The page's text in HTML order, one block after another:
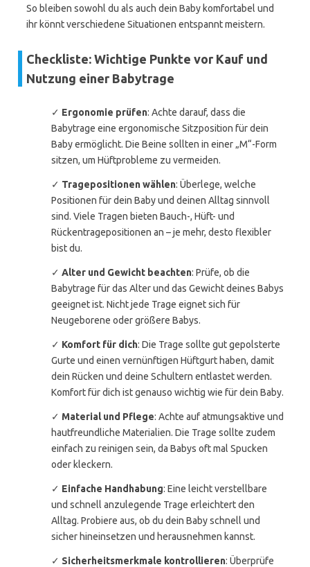
So bleiben sowohl du als auch dein Baby komfortabel und
ihr könnt verschiedene Situationen entspannt meistern.
Checkliste: Wichtige Punkte vor Kauf und
Nutzung einer Babytrage
✓ Ergonomie prüfen: Achte darauf, dass die
Babytrage eine ergonomische Sitzposition für dein
Baby ermöglicht. Die Beine sollten in einer „M“-Form
sitzen, um Hüftprobleme zu vermeiden.
✓ Tragepositionen wählen: Überlege, welche
Positionen für dein Baby und deinen Alltag sinnvoll
sind. Viele Tragen bieten Bauch-, Hüft- und
Rückentragepositionen an – je mehr, desto flexibler
bist du.
✓ Alter und Gewicht beachten: Prüfe, ob die
Babytrage für das Alter und das Gewicht deines Babys
geeignet ist. Nicht jede Trage eignet sich für
Neugeborene oder größere Babys.
✓ Komfort für dich: Die Trage sollte gut gepolsterte
Gurte und einen vernünftigen Hüftgurt haben, damit
dein Rücken und deine Schultern entlastet werden.
Komfort für dich ist genauso wichtig wie für dein Baby.
✓ Material und Pflege: Achte auf atmungsaktive und
hautfreundliche Materialien. Die Trage sollte zudem
einfach zu reinigen sein, da Babys oft mal Spucken
oder kleckern.
✓ Einfache Handhabung: Eine leicht verstellbare
und schnell anzulegende Trage erleichtert den
Alltag. Probiere aus, ob du dein Baby schnell und
sicher hineinsetzen und herausnehmen kannst.
✓ Sicherheitsmerkmale kontrollieren: Überprüfe